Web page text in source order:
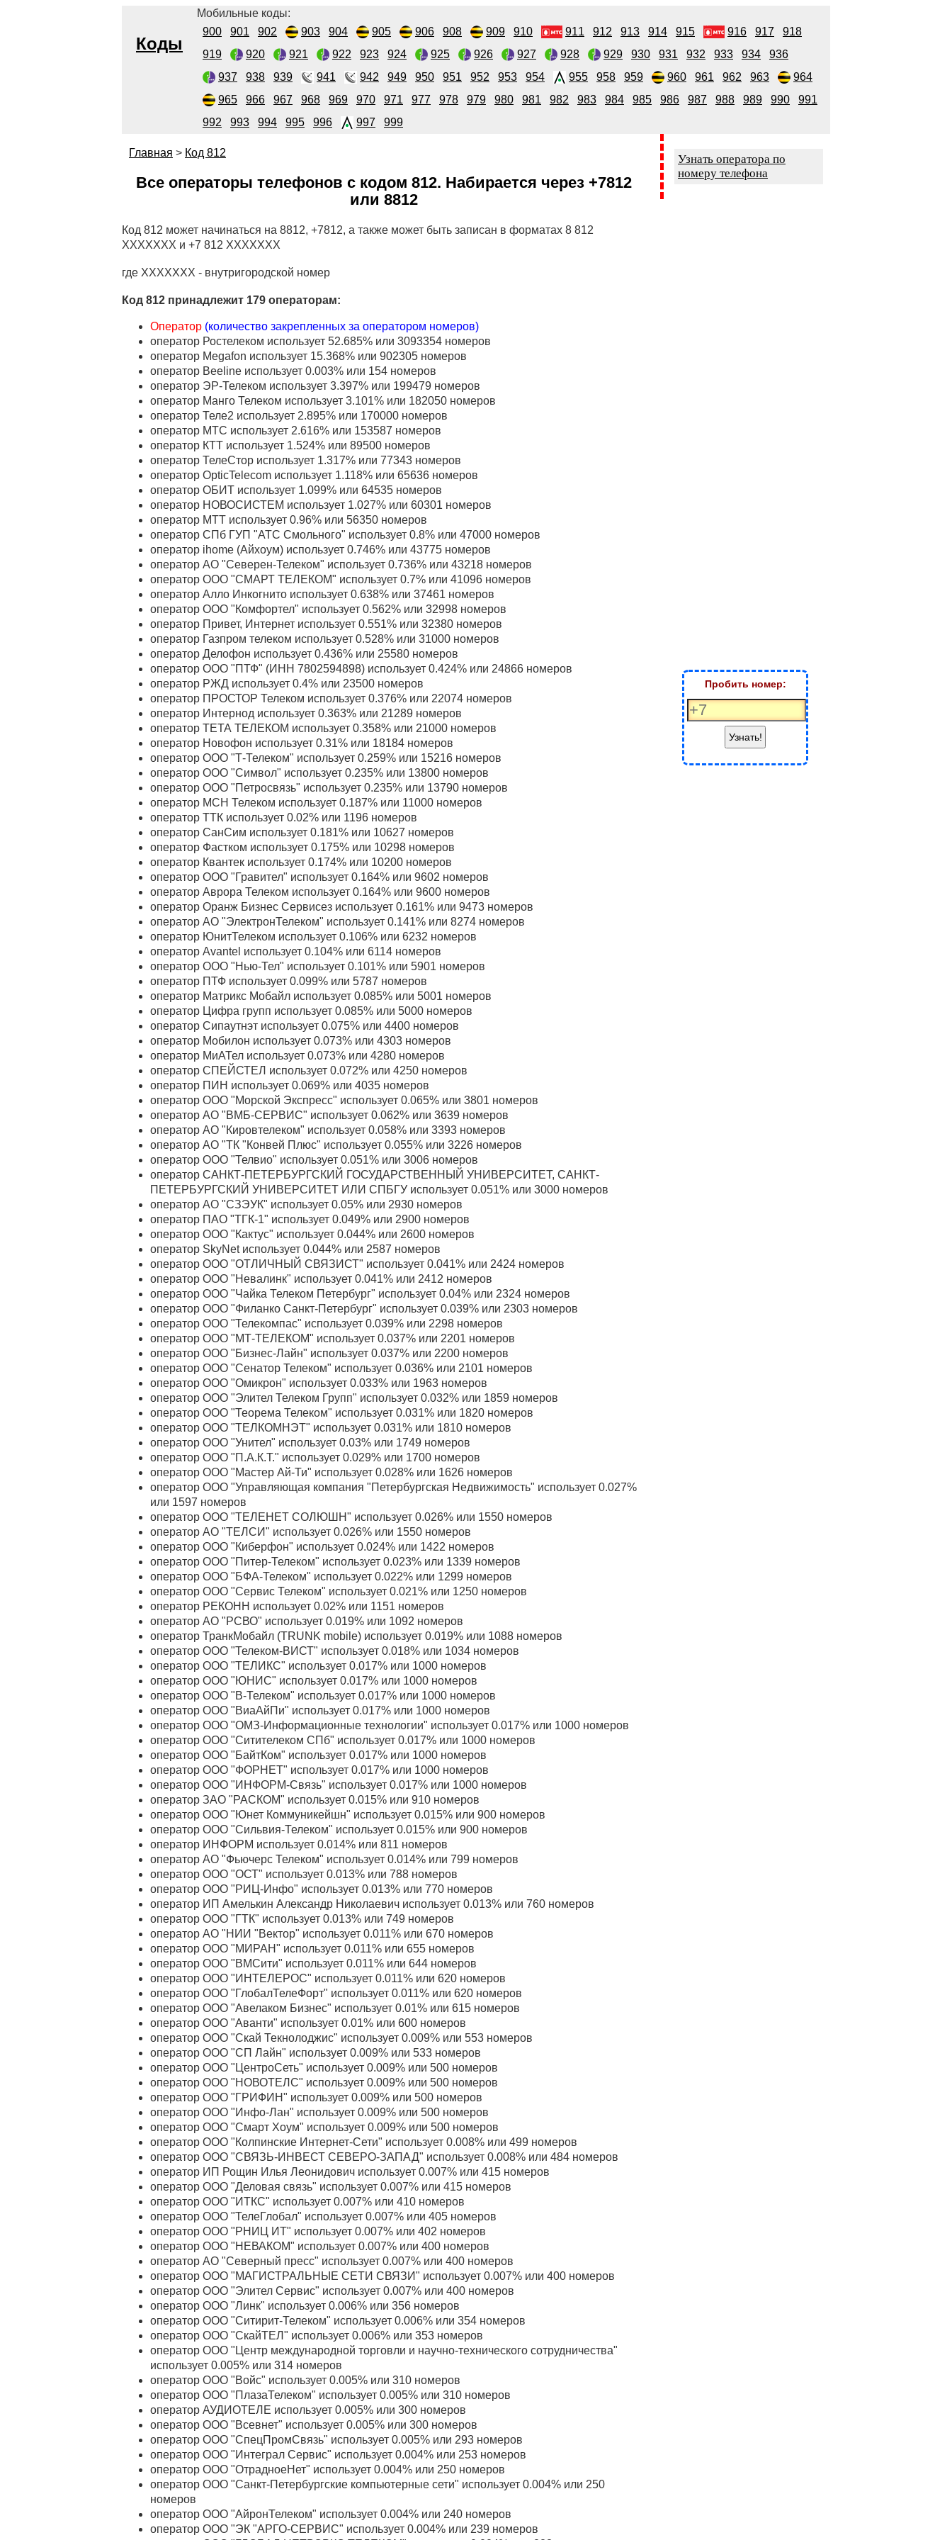
Коды
Мобильные коды:
900
901 902 903 904 905 906 908 909 910 911 912 913 914 915 916 917
918
919
920 921 922 923 924 925 926 927 928 929 930 931 932 933 934
936
937
938 939 941 942 949 950 951 952 953 954 955 958 959 960 961 962 963
964
965
966 967 968 969 970 971 977 978 979 980 981 982 983 984 985 986 987 988 989 990
991
992
993 994 995 996 997 999
Главная > Код 812
Все операторы телефонов с кодом 812. Набирается через +7812
или 8812
Код 812 может начинаться на 8812, +7812, а также может быть записан в форматах 8 812
XXXXXXX и +7 812 XXXXXXX
где XXXXXXX - внутригородской номер
Код 812 принадлежит 179 операторам:
Оператор (количество закрепленных за оператором номеров)
оператор Ростелеком использует 52.685% или 3093354 номеров
оператор Megafon использует 15.368% или 902305 номеров
оператор Beeline использует 0.003% или 154 номеров
оператор ЭР-Телеком использует 3.397% или 199479 номеров
оператор Манго Телеком использует 3.101% или 182050 номеров
оператор Теле2 использует 2.895% или 170000 номеров
оператор МТС использует 2.616% или 153587 номеров
оператор КТТ использует 1.524% или 89500 номеров
оператор ТелеСтор использует 1.317% или 77343 номеров
оператор OpticTelecom использует 1.118% или 65636 номеров
оператор ОБИТ использует 1.099% или 64535 номеров
оператор НОВОСИСТЕМ использует 1.027% или 60301 номеров
оператор МТТ использует 0.96% или 56350 номеров
оператор СПб ГУП "АТС Смольного" использует 0.8% или 47000 номеров
оператор ihome (Айхоум) использует 0.746% или 43775 номеров
оператор АО "Северен-Телеком" использует 0.736% или 43218 номеров
оператор ООО "СМАРТ ТЕЛЕКОМ" использует 0.7% или 41096 номеров
оператор Алло Инкогнито использует 0.638% или 37461 номеров
оператор ООО "Комфортел" использует 0.562% или 32998 номеров
оператор Привет, Интернет использует 0.551% или 32380 номеров
оператор Газпром телеком использует 0.528% или 31000 номеров
оператор Делофон использует 0.436% или 25580 номеров
оператор ООО "ПТФ" (ИНН 7802594898) использует 0.424% или 24866 номеров
оператор РЖД использует 0.4% или 23500 номеров
оператор ПРОСТОР Телеком использует 0.376% или 22074 номеров
оператор Интернод использует 0.363% или 21289 номеров
оператор ТЕТА ТЕЛЕКОМ использует 0.358% или 21000 номеров
оператор Новофон использует 0.31% или 18184 номеров
оператор ООО "Т-Телеком" использует 0.259% или 15216 номеров
оператор ООО "Символ" использует 0.235% или 13800 номеров
оператор ООО "Петросвязь" использует 0.235% или 13790 номеров
оператор МСН Телеком использует 0.187% или 11000 номеров
оператор ТТК использует 0.02% или 1196 номеров
оператор СанСим использует 0.181% или 10627 номеров
оператор Фастком использует 0.175% или 10298 номеров
оператор Квантек использует 0.174% или 10200 номеров
оператор ООО "Гравител" использует 0.164% или 9602 номеров
оператор Аврора Телеком использует 0.164% или 9600 номеров
оператор Оранж Бизнес Сервисез использует 0.161% или 9473 номеров
оператор АО "ЭлектронТелеком" использует 0.141% или 8274 номеров
оператор ЮнитТелеком использует 0.106% или 6232 номеров
оператор Avantel использует 0.104% или 6114 номеров
оператор ООО "Нью-Тел" использует 0.101% или 5901 номеров
оператор ПТФ использует 0.099% или 5787 номеров
оператор Матрикс Мобайл использует 0.085% или 5001 номеров
оператор Цифра групп использует 0.085% или 5000 номеров
оператор Сипаутнэт использует 0.075% или 4400 номеров
оператор Мобилон использует 0.073% или 4303 номеров
оператор МиАТел использует 0.073% или 4280 номеров
оператор СПЕЙСТЕЛ использует 0.072% или 4250 номеров
оператор ПИН использует 0.069% или 4035 номеров
оператор ООО "Морской Экспресс" использует 0.065% или 3801 номеров
оператор АО "ВМБ-СЕРВИС" использует 0.062% или 3639 номеров
оператор АО "Кировтелеком" использует 0.058% или 3393 номеров
оператор АО "ТК "Конвей Плюс" использует 0.055% или 3226 номеров
оператор ООО "Телвио" использует 0.051% или 3006 номеров
оператор САНКТ-ПЕТЕРБУРГСКИЙ ГОСУДАРСТВЕННЫЙ УНИВЕРСИТЕТ, САНКТ-
ПЕТЕРБУРГСКИЙ УНИВЕРСИТЕТ ИЛИ СПБГУ использует 0.051% или 3000 номеров
оператор АО "СЗЭУК" использует 0.05% или 2930 номеров
оператор ПАО "ТГК-1" использует 0.049% или 2900 номеров
оператор ООО "Кактус" использует 0.044% или 2600 номеров
оператор SkyNet использует 0.044% или 2587 номеров
оператор ООО "ОТЛИЧНЫЙ СВЯЗИСТ" использует 0.041% или 2424 номеров
оператор ООО "Невалинк" использует 0.041% или 2412 номеров
оператор ООО "Чайка Телеком Петербург" использует 0.04% или 2324 номеров
оператор ООО "Филанко Санкт-Петербург" использует 0.039% или 2303 номеров
оператор ООО "Телекомпас" использует 0.039% или 2298 номеров
оператор ООО "МТ-ТЕЛЕКОМ" использует 0.037% или 2201 номеров
оператор ООО "Бизнес-Лайн" использует 0.037% или 2200 номеров
оператор ООО "Сенатор Телеком" использует 0.036% или 2101 номеров
оператор ООО "Омикрон" использует 0.033% или 1963 номеров
оператор ООО "Элител Телеком Групп" использует 0.032% или 1859 номеров
оператор ООО "Теорема Телеком" использует 0.031% или 1820 номеров
оператор ООО "ТЕЛКОМНЭТ" использует 0.031% или 1810 номеров
оператор ООО "Унител" использует 0.03% или 1749 номеров
оператор ООО "П.А.К.Т." использует 0.029% или 1700 номеров
оператор ООО "Мастер Ай-Ти" использует 0.028% или 1626 номеров
оператор ООО "Управляющая компания "Петербургская Недвижимость" использует 0.027%
или 1597 номеров
оператор ООО "ТЕЛЕНЕТ СОЛЮШН" использует 0.026% или 1550 номеров
оператор АО "ТЕЛСИ" использует 0.026% или 1550 номеров
оператор ООО "Киберфон" использует 0.024% или 1422 номеров
оператор ООО "Питер-Телеком" использует 0.023% или 1339 номеров
оператор ООО "БФА-Телеком" использует 0.022% или 1299 номеров
оператор ООО "Сервис Телеком" использует 0.021% или 1250 номеров
оператор РЕКОНН использует 0.02% или 1151 номеров
оператор АО "РСВО" использует 0.019% или 1092 номеров
оператор ТранкМобайл (TRUNK mobile) использует 0.019% или 1088 номеров
оператор ООО "Телеком-ВИСТ" использует 0.018% или 1034 номеров
оператор ООО "ТЕЛИКС" использует 0.017% или 1000 номеров
оператор ООО "ЮНИС" использует 0.017% или 1000 номеров
оператор ООО "В-Телеком" использует 0.017% или 1000 номеров
оператор ООО "ВиаАйПи" использует 0.017% или 1000 номеров
оператор ООО "ОМЗ-Информационные технологии" использует 0.017% или 1000 номеров
оператор ООО "Ситителеком СПб" использует 0.017% или 1000 номеров
оператор ООО "БайтКом" использует 0.017% или 1000 номеров
оператор ООО "ФОРНЕТ" использует 0.017% или 1000 номеров
оператор ООО "ИНФОРМ-Связь" использует 0.017% или 1000 номеров
оператор ЗАО "РАСКОМ" использует 0.015% или 910 номеров
оператор ООО "Юнет Коммуникейшн" использует 0.015% или 900 номеров
оператор ООО "Сильвия-Телеком" использует 0.015% или 900 номеров
оператор ИНФОРМ использует 0.014% или 811 номеров
оператор АО "Фьючерс Телеком" использует 0.014% или 799 номеров
оператор ООО "ОСТ" использует 0.013% или 788 номеров
оператор ООО "РИЦ-Инфо" использует 0.013% или 770 номеров
оператор ИП Амелькин Александр Николаевич использует 0.013% или 760 номеров
оператор ООО "ГТК" использует 0.013% или 749 номеров
оператор АО "НИИ "Вектор" использует 0.011% или 670 номеров
оператор ООО "МИРАН" использует 0.011% или 655 номеров
оператор ООО "ВМСити" использует 0.011% или 644 номеров
оператор ООО "ИНТЕЛЕРОС" использует 0.011% или 620 номеров
оператор ООО "ГлобалТелеФорт" использует 0.011% или 620 номеров
оператор ООО "Авелаком Бизнес" использует 0.01% или 615 номеров
оператор ООО "Аванти" использует 0.01% или 600 номеров
оператор ООО "Скай Текнолоджис" использует 0.009% или 553 номеров
оператор ООО "СП Лайн" использует 0.009% или 533 номеров
оператор ООО "ЦентроСеть" использует 0.009% или 500 номеров
оператор ООО "НОВОТЕЛС" использует 0.009% или 500 номеров
оператор ООО "ГРИФИН" использует 0.009% или 500 номеров
оператор ООО "Инфо-Лан" использует 0.009% или 500 номеров
оператор ООО "Смарт Хоум" использует 0.009% или 500 номеров
оператор ООО "Колпинские Интернет-Сети" использует 0.008% или 499 номеров
оператор ООО "СВЯЗЬ-ИНВЕСТ СЕВЕРО-ЗАПАД" использует 0.008% или 484 номеров
оператор ИП Рощин Илья Леонидович использует 0.007% или 415 номеров
оператор ООО "Деловая связь" использует 0.007% или 415 номеров
оператор ООО "ИТКС" использует 0.007% или 410 номеров
оператор ООО "ТелеГлобал" использует 0.007% или 405 номеров
оператор ООО "РНИЦ ИТ" использует 0.007% или 402 номеров
оператор ООО "НЕВАКОМ" использует 0.007% или 400 номеров
оператор АО "Северный пресс" использует 0.007% или 400 номеров
оператор ООО "МАГИСТРАЛЬНЫЕ СЕТИ СВЯЗИ" использует 0.007% или 400 номеров
оператор ООО "Элител Сервис" использует 0.007% или 400 номеров
оператор ООО "Линк" использует 0.006% или 356 номеров
оператор ООО "Ситирит-Телеком" использует 0.006% или 354 номеров
оператор ООО "СкайТЕЛ" использует 0.006% или 353 номеров
оператор ООО "Центр международной торговли и научно-технического сотрудничества"
использует 0.005% или 314 номеров
оператор ООО "Войс" использует 0.005% или 310 номеров
оператор ООО "ПлазаТелеком" использует 0.005% или 310 номеров
оператор АУДИОТЕЛЕ использует 0.005% или 300 номеров
оператор ООО "Всевнет" использует 0.005% или 300 номеров
оператор ООО "СпецПромСвязь" использует 0.005% или 293 номеров
оператор ООО "Интеграл Сервис" использует 0.004% или 253 номеров
оператор ООО "ОтрадноеНет" использует 0.004% или 250 номеров
оператор ООО "Санкт-Петербургские компьютерные сети" использует 0.004% или 250
номеров
оператор ООО "АйронТелеком" использует 0.004% или 240 номеров
оператор ООО "ЭК "АРГО-СЕРВИС" использует 0.004% или 239 номеров
Узнать оператора по
номеру телефона
Пробить номер:
Узнать!